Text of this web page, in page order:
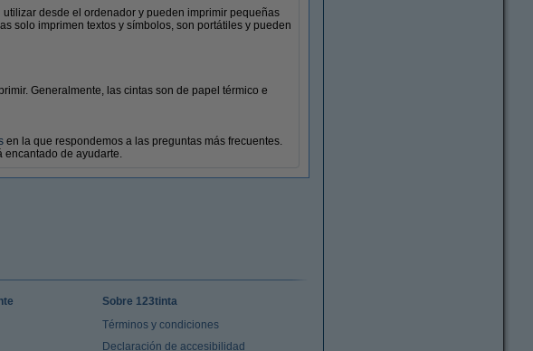
desde el ordenador y pueden imprimir pequeñas
solo imprimen textos y símbolos, son portátiles y pueden
Generalmente, las cintas son de papel térmico e
en la que respondemos a las preguntas más frecuentes.
encantado de ayudarte.
Sobre 123tinta
Términos y condiciones
Declaración de accesibilidad